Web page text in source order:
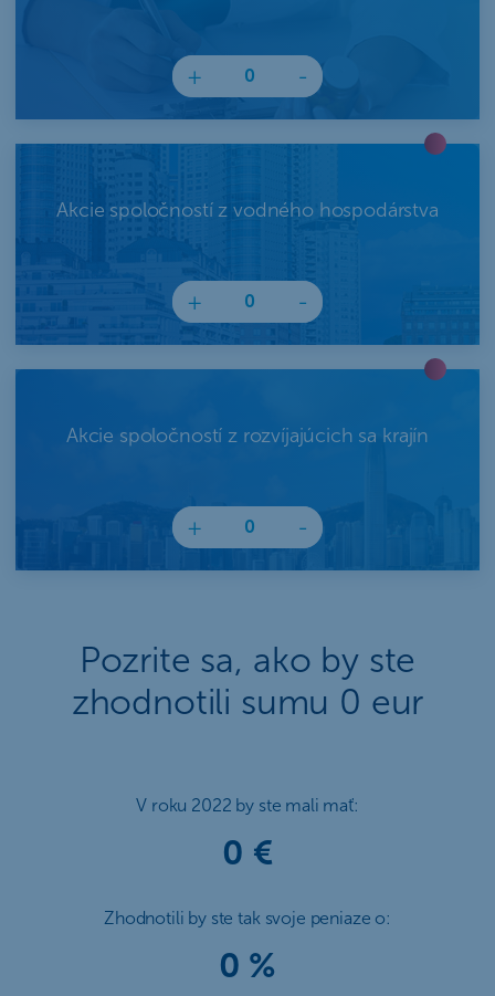
+ -
Akcie spoločností z vodného hospodárstva
+ -
Akcie spoločností z rozvíjajúcich sa krajín
+ -
Pozrite sa, ako by ste
zhodnotili sumu 0 eur
V roku 2022 by ste mali mať:
0 €
Zhodnotili by ste tak svoje peniaze o:
0 %